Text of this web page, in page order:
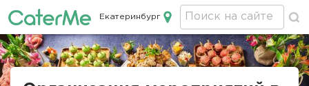
Кейтеринг в Екатеринбурге
Екатеринбург
Строка